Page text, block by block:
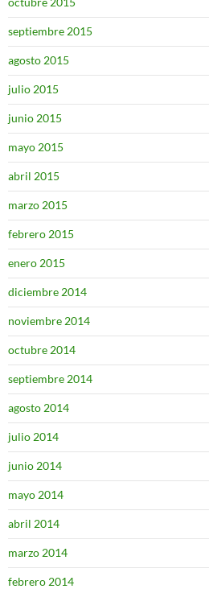
septiembre 2015
agosto 2015
julio 2015
junio 2015
mayo 2015
abril 2015
marzo 2015
febrero 2015
enero 2015
diciembre 2014
noviembre 2014
octubre 2014
septiembre 2014
agosto 2014
julio 2014
junio 2014
mayo 2014
abril 2014
marzo 2014
febrero 2014